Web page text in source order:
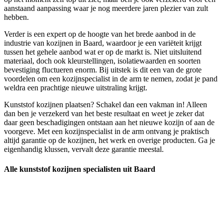
aanstaand aanpassing waar je nog meerdere jaren plezier van zult
hebben.
Verder is een expert op de hoogte van het brede aanbod in de
industrie van kozijnen in Baard, waardoor je een variëteit krijgt
tussen het gehele aanbod wat er op de markt is. Niet uitsluitend
materiaal, doch ook kleurstellingen, isolatiewaarden en soorten
bevestiging fluctueren enorm. Bij uitstek is dit een van de grote
voordelen om een kozijnspecialist in de arm te nemen, zodat je pand
weldra een prachtige nieuwe uitstraling krijgt.
Kunststof kozijnen plaatsen? Schakel dan een vakman in! Alleen
dan ben je verzekerd van het beste resultaat en weet je zeker dat
daar geen beschadigingen ontstaan aan het nieuwe kozijn of aan de
voorgeve. Met een kozijnspecialist in de arm ontvang je praktisch
altijd garantie op de kozijnen, het werk en overige producten. Ga je
eigenhandig klussen, vervalt deze garantie meestal.
Alle kunststof kozijnen specialisten uit Baard